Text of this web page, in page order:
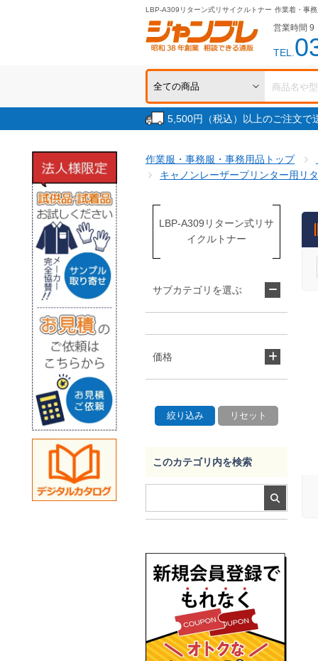
LBP-A309リターン式リサイクルトナー 作業着・事
営業時間 9
TEL.
5,500円（税込）以上のご注文
作業服・事務服・事務用品トップ
キャノンレーザープリンター用リ
LBP-A309リターン式リサ
イクルトナー
サブカテゴリを選ぶ
価格
このカテゴリ内を検索